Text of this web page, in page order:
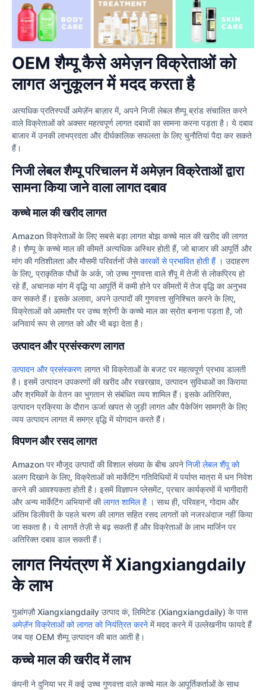
OEM शैम्पू कैसे अमेज़न विक्रेताओं को
लागत अनुकूलन में मदद करता है
अत्यधिक प्रतिस्पर्धी अमेज़ॅन बाज़ार में, अपने निजी लेबल शैम्पू ब्रांड संचालित करने
वाले विक्रेताओं को अक्सर महत्वपूर्ण लागत दबावों का सामना करना पड़ता है। ये दबाव
बाजार में उनकी लाभप्रदता और दीर्घकालिक सफलता के लिए चुनौतियां पैदा कर सकते
हैं।
निजी लेबल शैम्पू परिचालन में अमेज़न विक्रेताओं द्वारा
सामना किया जाने वाला लागत दबाव
कच्चे माल की खरीद लागत
Amazon विक्रेताओं के लिए सबसे बड़ा लागत बोझ कच्चे माल की खरीद की लागत
है। शैम्पू के कच्चे माल की कीमतें अत्यधिक अस्थिर होती हैं, जो बाजार की आपूर्ति और
मांग की गतिशीलता और मौसमी परिवर्तनों जैसेकारकों से प्रभावित होती हैं। उदाहरण
के लिए, प्राकृतिक पौधों के अर्क, जो उच्च गुणवत्ता वाले शैंपू में तेजी से लोकप्रिय हो
रहे हैं, अचानक मांग में वृद्धि या आपूर्ति में कमी होने पर कीमतों में तेज वृद्धि का अनुभव
कर सकते हैं। इसके अलावा, अपने उत्पादों की गुणवत्ता सुनिश्चित करने के लिए,
विक्रेताओं को आमतौर पर उच्च श्रेणी के कच्चे माल का स्रोत बनाना पड़ता है, जो
अनिवार्य रूप से लागत को और भी बढ़ा देता है।
उत्पादन और प्रसंस्करण लागत
उत्पादन और प्रसंस्करण लागत भी विक्रेताओं के बजट पर महत्वपूर्ण प्रभाव डालती
है। इसमें उत्पादन उपकरणों की खरीद और रखरखाव, उत्पादन सुविधाओं का किराया
और श्रमिकों के वेतन का भुगतान से संबंधित व्यय शामिल हैं। इसके अतिरिक्त,
उत्पादन प्रक्रिया के दौरान ऊर्जा खपत से जुड़ी लागत और पैकेजिंग सामग्री के लिए
व्यय उत्पादन लागत में समग्र वृद्धि में योगदान करते हैं।
विपणन और रसद लागत
Amazon पर मौजूद उत्पादों की विशाल संख्या के बीच अपने निजी लेबल शैंपू को
अलग दिखाने के लिए, विक्रेताओं को मार्केटिंग गतिविधियों में पर्याप्त मात्रा में धन निवेश
करने की आवश्यकता होती है। इसमें विज्ञापन प्लेसमेंट, प्रचार कार्यक्रमों में भागीदारी
और अन्य मार्केटिंग अभियानों कीलागत शामिल है । साथ ही, परिवहन, गोदाम और
अंतिम डिलीवरी के पहले चरण की लागत सहित रसद लागतों को नजरअंदाज नहीं किया
जा सकता है। ये लागतें तेज़ी से बढ़ सकती हैं और विक्रेताओं के लाभ मार्जिन पर
अतिरिक्त दबाव डाल सकती हैं।
लागत नियंत्रण में Xiangxiangdaily
के लाभ
गुआंगज़ौ Xiangxiangdaily उत्पाद कं, लिमिटेड (Xiangxiangdaily) के पास
अमेज़ॅन विक्रेताओं को लागत को नियंत्रित करने में मदद करने में उल्लेखनीय फायदे हैं
जब यह OEM शैम्पू उत्पादन की बात आती है।
कच्चे माल की खरीद में लाभ
कंपनी ने दुनिया भर में कई उच्च गुणवत्ता वाले कच्चे माल के आपूर्तिकर्ताओं के साथ